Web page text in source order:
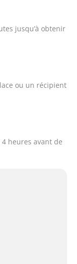
jusqu’à obtenir
ou un récipient
heures avant de